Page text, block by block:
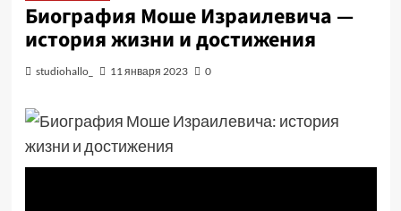
Биография Моше Израилевича —
история жизни и достижения
studiohallo_ 11 января 2023 0